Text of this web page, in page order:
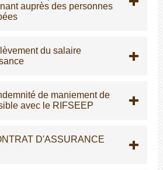
auprès des personnes
du salaire
de maniement de
avec le RIFSEEP
D'ASSURANCE